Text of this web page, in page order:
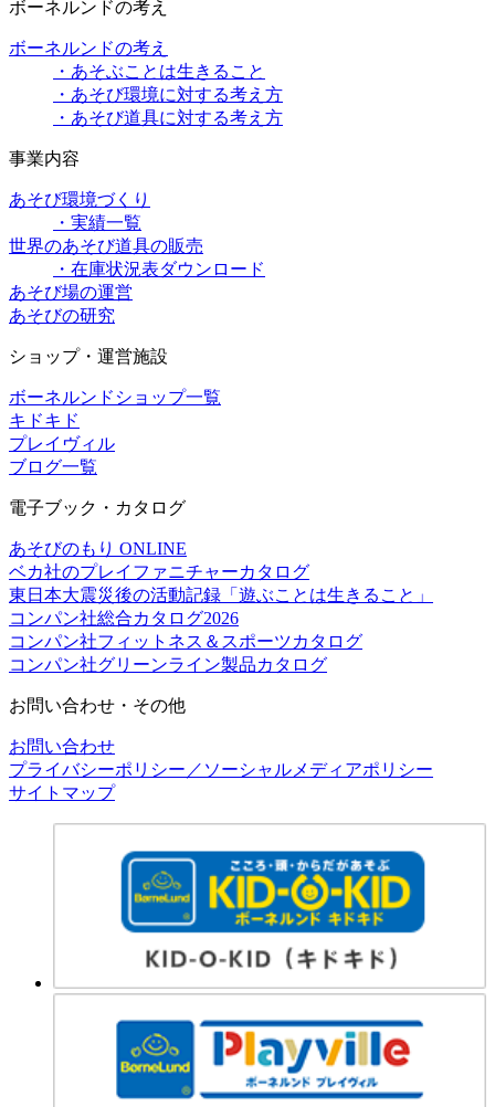
ボーネルンドの考え
ボーネルンドの考え
・あそぶことは生きること
・あそび環境に対する考え方
・あそび道具に対する考え方
事業内容
あそび環境づくり
・実績一覧
世界のあそび道具の販売
・在庫状況表ダウンロード
あそび場の運営
あそびの研究
ショップ・運営施設
ボーネルンドショップ一覧
キドキド
プレイヴィル
ブログ一覧
電子ブック・カタログ
あそびのもり ONLINE
ベカ社のプレイファニチャーカタログ
東日本大震災後の活動記録「遊ぶことは生きること」
コンパン社総合カタログ2026
コンパン社フィットネス＆スポーツカタログ
コンパン社グリーンライン製品カタログ
お問い合わせ・その他
お問い合わせ
プライバシーポリシー／ソーシャルメディアポリシー
サイトマップ